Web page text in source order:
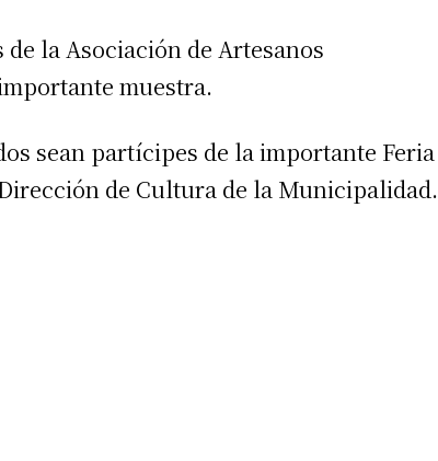
la Asociación de Artesanos
muestra.
sean partícipes de la importante Feria
de Cultura de la Municipalidad.